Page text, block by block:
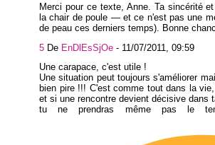
Merci pour ce texte, Anne. Ta sincérité
la chair de poule — et ce n'est pas une
de peau ces derniers temps). Bonne
5 De EnDlEsSjOe - 11/07/2011, 09:59
Une carapace, c'est utile !
Une situation peut toujours s'améliorer
bien pire !!! C'est comme tout dans la
et si une rencontre devient décisive dans
tu ne prendras même pas le